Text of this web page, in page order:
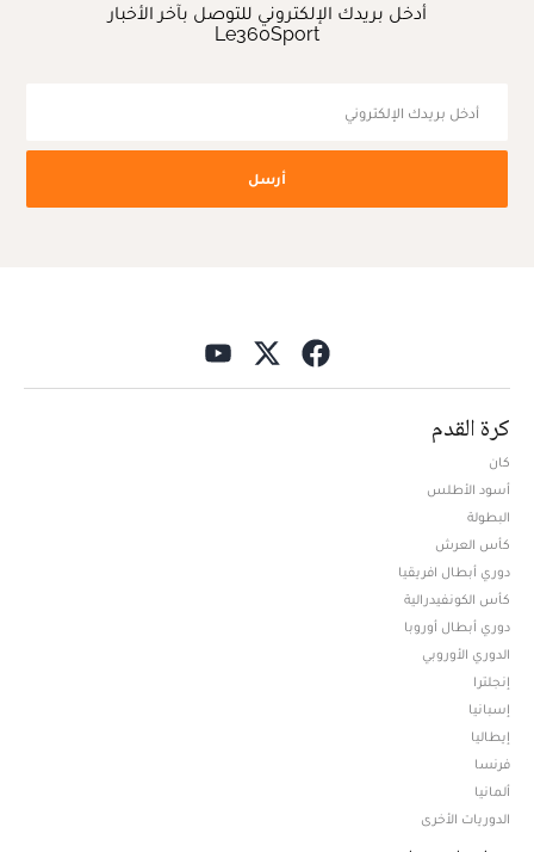
أدخل بريدك الإلكتروني للتوصل بآخر الأخبار
Le360Sport
أرسل
كرة القدم
كان
أسود الأطلس
البطولة
كأس العرش
دوري أبطال افريقيا
كأس الكونفيدرالية
دوري أبطال أوروبا
الدوري الأوروبي
إنجلترا
إسبانيا
إيطاليا
فرنسا
ألمانيا
الدوريات الأخرى